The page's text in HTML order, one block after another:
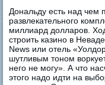
Дональду есть над чем
развлекательного
миллиард долларов.
строить казино в
News или отель
шутливым тоном
него не могу». А что
этого надо идти на